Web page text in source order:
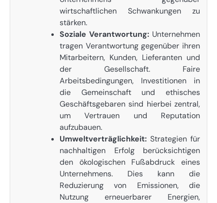
wirtschaftlichen Schwankungen zu
stärken.
Soziale Verantwortung: Unternehmen
tragen Verantwortung gegenüber ihren
Mitarbeitern, Kunden, Lieferanten und
der Gesellschaft. Faire
Arbeitsbedingungen, Investitionen in
die Gemeinschaft und ethisches
Geschäftsgebaren sind hierbei zentral,
um Vertrauen und Reputation
aufzubauen.
Umweltverträglichkeit: Strategien für
nachhaltigen Erfolg berücksichtigen
den ökologischen Fußabdruck eines
Unternehmens. Dies kann die
Reduzierung von Emissionen, die
Nutzung erneuerbarer Energien,